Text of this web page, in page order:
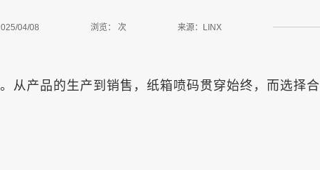
04/08 浏览： 次 来源：LINX
从产品的生产到销售，纸箱喷码贯穿始终，而选择